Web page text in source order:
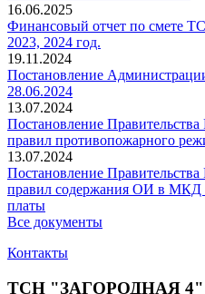
16.06.2025
Финансовый отчет по смете
2023, 2024 год.
19.11.2024
Постановление
28.06.2024
13.07.2024
Постановление
правил противопожарного
13.07.2024
Постановление
правил содержания ОИ в МКД
платы
Все документы
Контакты
ТСН "ЗАГОРОДНАЯ 4"